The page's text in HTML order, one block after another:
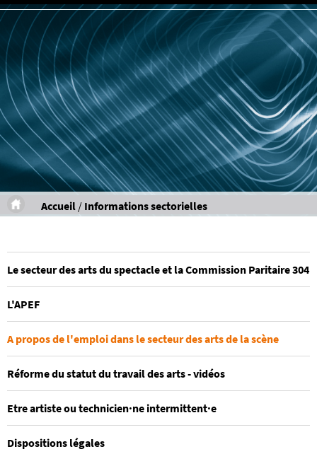
Accueil / Informations sectorielles
Le secteur des arts du spectacle et la Commission Paritaire 304
L'APEF
A propos de l'emploi dans le secteur des arts de la scène
Réforme du statut du travail des arts - vidéos
Etre artiste ou technicien·ne intermittent·e
Dispositions légales